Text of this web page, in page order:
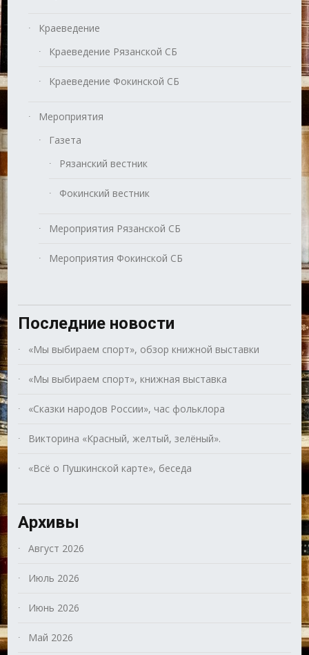
Краеведение
Краеведение Рязанской СБ
Краеведение Фокинской СБ
Мероприятия
Газета
Рязанский вестник
Фокинский вестник
Мероприятия Рязанской СБ
Мероприятия Фокинской СБ
Последние новости
«Мы выбираем спорт», обзор книжной выставки
«Мы выбираем спорт», книжная выставка
«Сказки народов России», час фольклора
Викторина «Красный, желтый, зелёный».
«Всё о Пушкинской карте», беседа
Архивы
Август 2026
Июль 2026
Июнь 2026
Май 2026